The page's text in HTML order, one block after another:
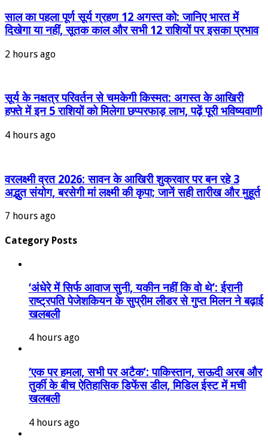
साल का पहला पूर्ण सूर्य ग्रहण 12 अगस्त को: जानिए भारत में
दिखेगा या नहीं, सूतक काल और सभी 12 राशियों पर इसका प्रभाव
2 hours ago
सूर्य के नक्षत्र परिवर्तन से चमकेगी किस्मत: अगस्त के आखिरी
हफ्ते में इन 5 राशियों को मिलेगा छप्परफाड़ लाभ, पढ़ें पूरी भविष्यवाणी
4 hours ago
वरलक्ष्मी व्रत 2026: सावन के आखिरी शुक्रवार पर बन रहे 3
अद्भुत संयोग, बरसेगी मां लक्ष्मी की कृपा; जानें सही तारीख और मुहूर्त
7 hours ago
Category Posts
‘अंधेरे में सिर्फ आवाज सुनी, यकीन नहीं कि वो थे’: ईरानी
राष्ट्रपति पेजेशकियन के सुप्रीम लीडर से गुप्त मिलन ने बढ़ाई
खलबली
4 hours ago
‘एक पर हमला, सभी पर अटैक’: पाकिस्तान, सऊदी अरब और
तुर्की के बीच ऐतिहासिक डिफेंस डील, मिडिल ईस्ट में मची
खलबली
4 hours ago